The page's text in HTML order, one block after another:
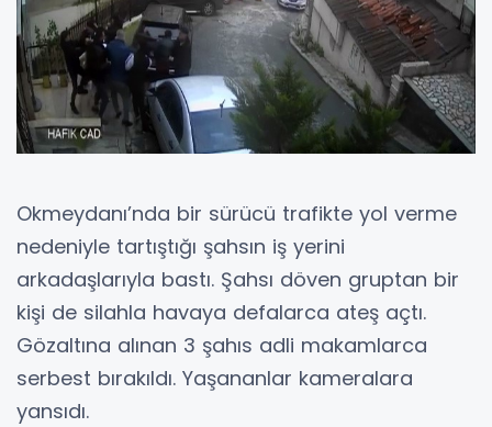
Okmeydanı’nda bir sürücü trafikte yol verme
nedeniyle tartıştığı şahsın iş yerini
arkadaşlarıyla bastı. Şahsı döven gruptan bir
kişi de silahla havaya defalarca ateş açtı.
Gözaltına alınan 3 şahıs adli makamlarca
serbest bırakıldı. Yaşananlar kameralara
yansıdı.